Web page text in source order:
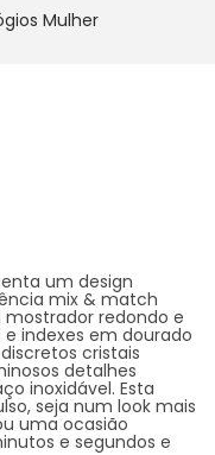
Mulher
um design
mix & match
redondo e
indexes em dourado
cristais
detalhes
inoxidável. Esta
seja num look mais
uma ocasião
e segundos e